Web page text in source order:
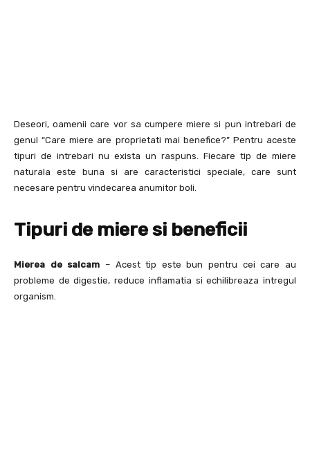
Deseori, oamenii care vor sa cumpere miere si pun intrebari de
genul “Care miere are proprietati mai benefice?” Pentru aceste
tipuri de intrebari nu exista un raspuns. Fiecare tip de miere
naturala este buna si are caracteristici speciale, care sunt
necesare pentru vindecarea anumitor boli.
Tipuri de miere si beneficii
Mierea de salcam – Acest tip este bun pentru cei care au
probleme de digestie, reduce inflamatia si echilibreaza intregul
organism.